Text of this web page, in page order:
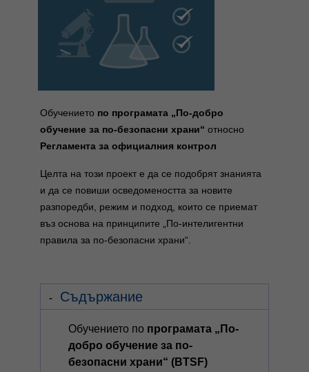
Обучението по програмата „По-добро
обучение за по-безопасни храни“ относно
Регламента за официалния контрол
Целта на този проект е да се подобрят знанията
и да се повиши осведомеността за новите
разпоредби, режим и подход, които се приемат
въз основа на принципите „По-интелигентни
правила за по-безопасни храни“.
Съдържание
Обучението по програмата „По-
добро обучение за по-
безопасни храни“ (BTSF)